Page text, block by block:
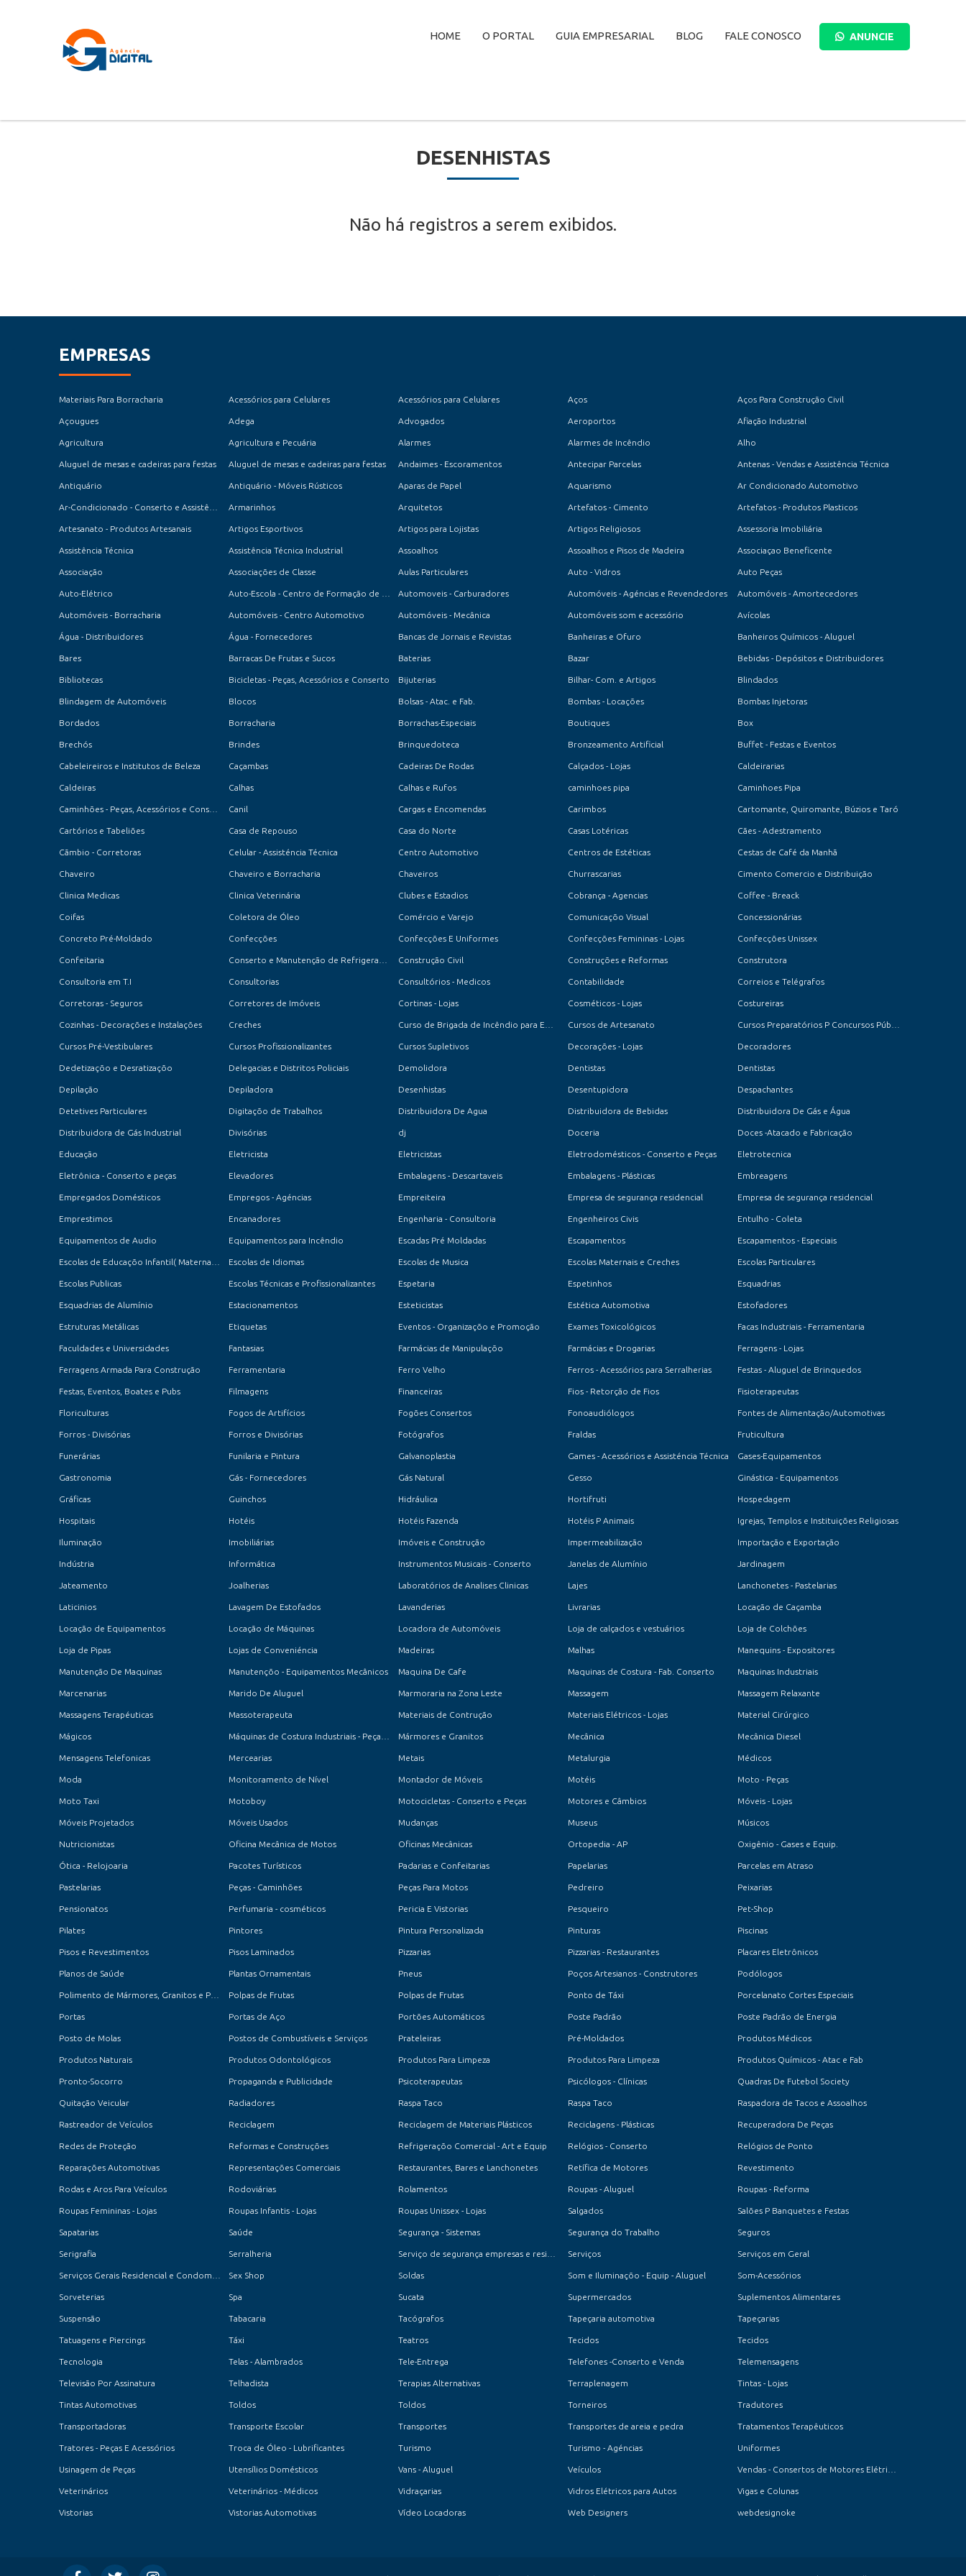
HOME O PORTAL GUIA EMPRESARIAL BLOG FALE CONOSCO ANUNCIE
DESENHISTAS
Não há registros a serem exibidos.
EMPRESAS
Materiais Para Borracharia Acessórios para Celulares Acessórios para Celulares Aços Aços Para Construção Civil
Açougues Adega Advogados Aeroportos Afiação Industrial
Agricultura Agricultura e Pecuária Alarmes Alarmes de Incêndio Alho
Aluguel de mesas e cadeiras para festas Aluguel de mesas e cadeiras para festas Andaimes - Escoramentos Antecipar Parcelas Antenas - Vendas e Assistência Técnica
Antiquário Antiquário - Móveis Rústicos Aparas de Papel Aquarismo Ar Condicionado Automotivo
Armarinhos Arquitetos Artefatos - Cimento Artefatos - Produtos Plasticos
Artesanato - Produtos Artesanais Artigos Esportivos Artigos para Lojistas Artigos Religiosos Assessoria Imobiliária
Assistência Técnica Assistência Técnica Industrial Assoalhos Assoalhos e Pisos de Madeira Associaçao Beneficente
Associação Associações de Classe Aulas Particulares Auto - Vidros Auto Peças
Auto-Elétrico Automoveis - Carburadores Automóveis - Agéncias e Revendedores Automóveis - Amortecedores
Automóveis - Borracharia Automóveis - Centro Automotivo Automóveis - Mecânica Automóveis som e acessório Avícolas
Água - Distribuidores Água - Fornecedores Bancas de Jornais e Revistas Banheiras e Ofuro Banheiros Químicos - Aluguel
Bares Barracas De Frutas e Sucos Baterias Bazar Bebidas - Depósitos e Distribuidores
Bibliotecas Bicicletas - Peças, Acessórios e Conserto Bijuterias Bilhar- Com. e Artigos Blindados
Blindagem de Automóveis Blocos Bolsas - Atac. e Fab. Bombas - Locações Bombas Injetoras
Bordados Borracharia Borrachas-Especiais Boutiques Box
Brechós Brindes Brinquedoteca Bronzeamento Artificial Buffet - Festas e Eventos
Cabeleireiros e Institutos de Beleza Caçambas Cadeiras De Rodas Calçados - Lojas Caldeirarias
Caldeiras Calhas Calhas e Rufos caminhoes pipa Caminhoes Pipa
Canil Cargas e Encomendas Carimbos Cartomante, Quiromante, Búzios e Taró
Cartórios e Tabeliões Casa de Repouso Casa do Norte Casas Lotéricas Cães - Adestramento
Cãmbio - Corretoras Celular - Assisténcia Técnica Centro Automotivo Centros de Estéticas Cestas de Café da Manhã
Chaveiro Chaveiro e Borracharia Chaveiros Churrascarias Cimento Comercio e Distribuição
Clinica Medicas Clinica Veterinária Clubes e Estadios Cobrança - Agencias Coffee - Breack
Coifas Coletora de Óleo Comércio e Varejo Comunicaçõo Visual Concessionárias
Concreto Pré-Moldado Confecções Confecções E Uniformes Confecções Femininas - Lojas Confecções Unissex
Confeitaria Construção Civil Construções e Reformas Construtora
Consultoria em T.I Consultorias Consultórios - Medicos Contabilidade Correios e Telégrafos
Corretoras - Seguros Corretores de Imóveis Cortinas - Lojas Cosméticos - Lojas Costureiras
Cozinhas - Decorações e Instalações Creches Cursos de Artesanato
Cursos Pré-Vestibulares Cursos Profissionalizantes Cursos Supletivos Decorações - Lojas Decoradores
Dedetizaçõo e Desratizaçõo Delegacias e Distritos Policiais Demolidora Dentistas Dentistas
Depilação Depiladora Desenhistas Desentupidora Despachantes
Detetives Particulares Digitaçõo de Trabalhos Distribuidora De Agua Distribuidora de Bebidas Distribuidora De Gás e Água
Distribuidora de Gás Industrial Divisórias dj Doceria Doces -Atacado e Fabricação
Educação Eletricista Eletricistas Eletrodomésticos - Conserto e Peças Eletrotecnica
Eletrônica - Conserto e peças Elevadores Embalagens - Descartaveis Embalagens - Plásticas Embreagens
Empregados Domésticos Empregos - Agéncias Empreiteira Empresa de segurança residencial Empresa de segurança residencial
Emprestimos Encanadores Engenharia - Consultoria Engenheiros Civis Entulho - Coleta
Equipamentos de Audio Equipamentos para Incêndio Escadas Pré Moldadas Escapamentos Escapamentos - Especiais
Escolas de Idiomas Escolas de Musica Escolas Maternais e Creches Escolas Particulares
Escolas Publicas Escolas Técnicas e Profissionalizantes Espetaria Espetinhos Esquadrias
Esquadrias de Alumínio Estacionamentos Esteticistas Estética Automotiva Estofadores
Estruturas Metálicas Etiquetas Eventos - Organizaçõo e Promoção Exames Toxicológicos Facas Industriais - Ferramentaria
Faculdades e Universidades Fantasias Farmácias de Manipulaçõo Farmácias e Drogarias Ferragens - Lojas
Ferragens Armada Para Construção Ferramentaria Ferro Velho Ferros - Acessórios para Serralherias Festas - Aluguel de Brinquedos
Festas, Eventos, Boates e Pubs Filmagens Financeiras Fios - Retorção de Fios Fisioterapeutas
Floriculturas Fogos de Artifícios Fogões Consertos Fonoaudiólogos Fontes de Alimentação/Automotivas
Forros - Divisórias Forros e Divisórias Fotógrafos Fraldas Fruticultura
Funerárias Funilaria e Pintura Galvanoplastia Games - Acessórios e Assisténcia Técnica Gases-Equipamentos
Gastronomia Gás - Fornecedores Gás Natural Gesso Ginástica - Equipamentos
Gráficas Guinchos Hidráulica Hortifruti Hospedagem
Hospitais Hotéis Hotéis Fazenda Hotéis P Animais Igrejas, Templos e Instituições Religiosas
Iluminação Imobiliárias Imóveis e Construção Impermeabilização Importação e Exportação
Indústria Informática Instrumentos Musicais - Conserto Janelas de Alumínio Jardinagem
Jateamento Joalherias Laboratórios de Analises Clinicas Lajes Lanchonetes - Pastelarias
Laticinios Lavagem De Estofados Lavanderias Livrarias Locação de Caçamba
Locação de Equipamentos Locação de Máquinas Locadora de Automóveis Loja de calçados e vestuários Loja de Colchões
Loja de Pipas Lojas de Conveniéncia Madeiras Malhas Manequins - Expositores
Manutenção De Maquinas Manutençõo - Equipamentos Mecânicos Maquina De Cafe Maquinas de Costura - Fab. Conserto Maquinas Industriais
Marcenarias Marido De Aluguel Marmoraria na Zona Leste Massagem Massagem Relaxante
Massagens Terapéuticas Massoterapeuta Materiais de Contrução Materiais Elétricos - Lojas Material Cirúrgico
Mágicos Mármores e Granitos Mecânica Mecânica Diesel
Mensagens Telefonicas Mercearias Metais Metalurgia Médicos
Moda Monitoramento de Nível Montador de Móveis Motéis Moto - Peças
Moto Taxi Motoboy Motocicletas - Conserto e Peças Motores e Câmbios Móveis - Lojas
Móveis Projetados Móveis Usados Mudanças Museus Músicos
Nutricionistas Oficina Mecânica de Motos Oficinas Mecânicas Ortopedia - AP Oxigênio - Gases e Equip.
Ótica - Relojoaria Pacotes Turísticos Padarias e Confeitarias Papelarias Parcelas em Atraso
Pastelarias Peças - Caminhões Peças Para Motos Pedreiro Peixarias
Pensionatos Perfumaria - cosméticos Pericia E Vistorias Pesqueiro Pet-Shop
Pilates Pintores Pintura Personalizada Pinturas Piscinas
Pisos e Revestimentos Pisos Laminados Pizzarias Pizzarias - Restaurantes Placares Eletrônicos
Planos de Saúde Plantas Ornamentais Pneus Poços Artesianos - Construtores Podólogos
Polpas de Frutas Polpas de Frutas Ponto de Táxi Porcelanato Cortes Especiais
Portas Portas de Aço Portões Automáticos Poste Padrão Poste Padrão de Energia
Posto de Molas Postos de Combustíveis e Serviços Prateleiras Pré-Moldados Produtos Médicos
Produtos Naturais Produtos Odontológicos Produtos Para Limpeza Produtos Para Limpeza Produtos Químicos - Atac e Fab
Pronto-Socorro Propaganda e Publicidade Psicoterapeutas Psicólogos - Clínicas Quadras De Futebol Society
Quitação Veicular Radiadores Raspa Taco Raspa Taco Raspadora de Tacos e Assoalhos
Rastreador de Veículos Reciclagem Reciclagem de Materiais Plásticos Reciclagens - Plásticas Recuperadora De Peças
Redes de Proteção Reformas e Construções Refrigeraçõo Comercial - Art e Equip Relógios - Conserto Relógios de Ponto
Reparações Automotivas Representações Comerciais Restaurantes, Bares e Lanchonetes Retífica de Motores Revestimento
Rodas e Aros Para Veículos Rodoviárias Rolamentos Roupas - Aluguel Roupas - Reforma
Roupas Femininas - Lojas Roupas Infantis - Lojas Roupas Unissex - Lojas Salgados Salões P Banquetes e Festas
Sapatarias Saúde Segurança - Sistemas Segurança do Trabalho Seguros
Serigrafia Serralheria Serviços Serviços em Geral
Sex Shop Soldas Som e Iluminaçõo - Equip - Aluguel Som-Acessórios
Sorveterias Spa Sucata Supermercados Suplementos Alimentares
Suspensão Tabacaria Tacógrafos Tapeçaria automotiva Tapeçarias
Tatuagens e Piercings Táxi Teatros Tecidos Tecidos
Tecnologia Telas - Alambrados Tele-Entrega Telefones -Conserto e Venda Telemensagens
Televisão Por Assinatura Telhadista Terapias Alternativas Terraplenagem Tintas - Lojas
Tintas Automotivas Toldos Toldos Torneiros Tradutores
Transportadoras Transporte Escolar Transportes Transportes de areia e pedra Tratamentos Terapêuticos
Tratores - Peças E Acessórios Troca de Óleo - Lubrificantes Turismo Turismo - Agéncias Uniformes
Usinagem de Peças Utensílios Domésticos Vans - Aluguel Veículos
Veterinários Veterinários - Médicos Vidraçarias Vidros Elétricos para Autos Vigas e Colunas
Vistorias Vistorias Automotivas Vídeo Locadoras Web Designers webdesignoke